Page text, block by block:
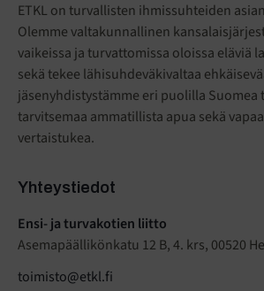
ETKL on turvallisten ihmissuhteiden
Olemme valtakunnallinen
vaikeissa ja turvattomissa oloissa eläviä
sekä tekee lähisuhdeväkivaltaa
jäsenyhdistystämme eri puolilla
tarvitsemaa ammatillista apua sekä
vertaistukea.
Yhteystiedot
Ensi- ja turvakotien liitto
Asemapäällikönkatu 12 B, 4. krs, 00520
toimisto@etkl.fi